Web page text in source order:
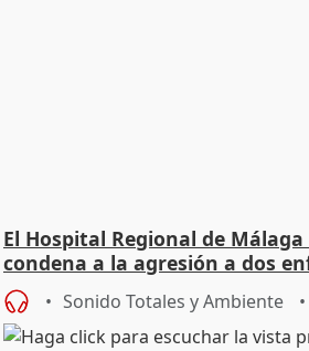
El Hospital Regional de
condena a la agresión a dos
Urgencias
Sonido Totales y Ambiente